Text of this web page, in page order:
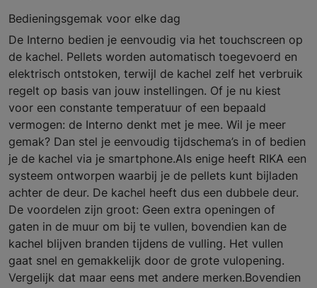
Bedieningsgemak voor elke dag
De Interno bedien je eenvoudig via het touchscreen op
de kachel. Pellets worden automatisch toegevoerd en
elektrisch ontstoken, terwijl de kachel zelf het verbruik
regelt op basis van jouw instellingen. Of je nu kiest
voor een constante temperatuur of een bepaald
vermogen: de Interno denkt met je mee. Wil je meer
gemak? Dan stel je eenvoudig tijdschema’s in of bedien
je de kachel via je smartphone.Als enige heeft RIKA een
systeem ontworpen waarbij je de pellets kunt bijladen
achter de deur. De kachel heeft dus een dubbele deur.
De voordelen zijn groot: Geen extra openingen of
gaten in de muur om bij te vullen, bovendien kan de
kachel blijven branden tijdens de vulling. Het vullen
gaat snel en gemakkelijk door de grote vulopening.
Vergelijk dat maar eens met andere merken.Bovendien